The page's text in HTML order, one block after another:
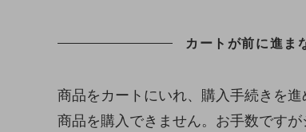
カートが前に進ま
商品をカートにいれ、購入手続きを
商品を購入できません。お手数です